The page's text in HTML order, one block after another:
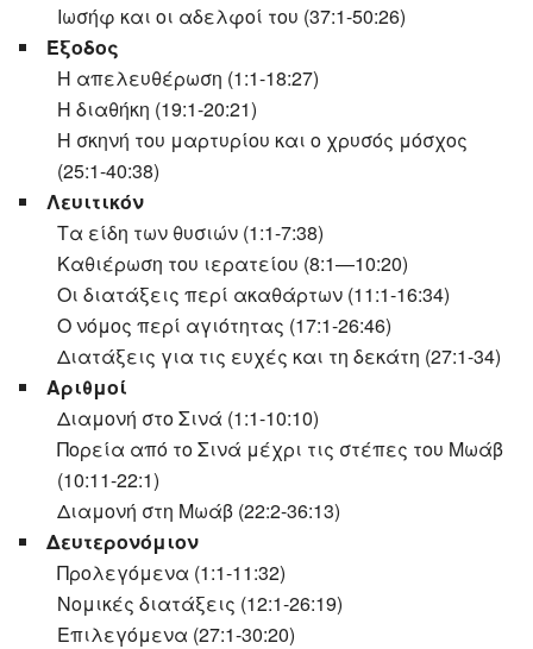
Ιωσήφ και οι αδελφοί του (37:1-50:26)
Έξοδος
Η απελευθέρωση (1:1-18:27)
Η διαθήκη (19:1-20:21)
Η σκηνή του μαρτυρίου και ο χρυσός μόσχος
(25:1-40:38)
Λευιτικόν
Τα είδη των θυσιών (1:1-7:38)
Καθιέρωση του ιερατείου (8:1—10:20)
Οι διατάξεις περί ακαθάρτων (11:1-16:34)
Ο νόμος περί αγιότητας (17:1-26:46)
Διατάξεις για τις ευχές και τη δεκάτη (27:1-34)
Αριθμοί
Διαμονή στο Σινά (1:1-10:10)
Πορεία από το Σινά μέχρι τις στέπες του Μωάβ
(10:11-22:1)
Διαμονή στη Μωάβ (22:2-36:13)
Δευτερονόμιον
Προλεγόμενα (1:1-11:32)
Νομικές διατάξεις (12:1-26:19)
Επιλεγόμενα (27:1-30:20)